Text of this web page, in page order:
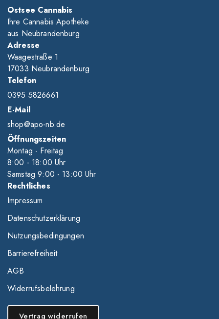
Ostsee Cannabis
Ihre Cannabis Apotheke
aus Neubrandenburg
Adresse
Waagestraße 1
17033 Neubrandenburg
Telefon
0395 5826661
E-Mail
shop@apo-nb.de
Öffnungszeiten
Montag - Freitag
8:00 - 18:00 Uhr
Samstag 9:00 - 13:00 Uhr
Rechtliches
Impressum
Datenschutzerklärung
Nutzungsbedingungen
Barrierefreiheit
AGB
Widerrufsbelehrung
Vertrag widerrufen